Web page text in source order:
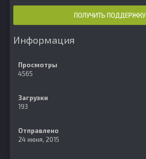
ПОЛУЧИТЬ ПОДДЕРЖКУ
Информация
Просмотры
4565
Загрузки
193
Отправлено
24 июня, 2015